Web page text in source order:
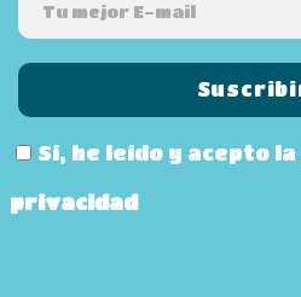
Sí, he leído y acepto la
privacidad